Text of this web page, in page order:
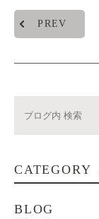
PREV
CATEGORY
BLOG